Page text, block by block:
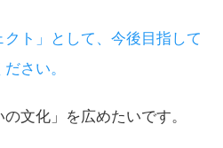
ト」として、今後目指して
さい。
文化」を広めたいです。